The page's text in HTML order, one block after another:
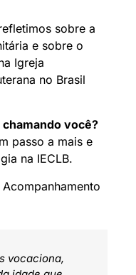
sobre a
e sobre o
Igreja
no Brasil
você?
passo a mais e
na IECLB.
vocaciona,